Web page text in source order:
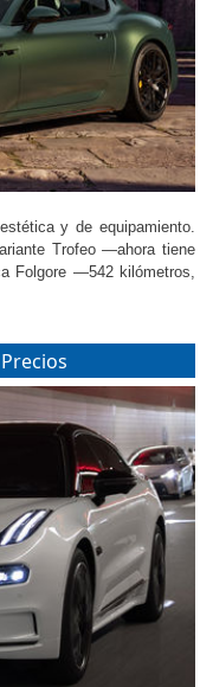
y de equipamiento.
Trofeo —ahora tiene
Folgore —542 kilómetros,